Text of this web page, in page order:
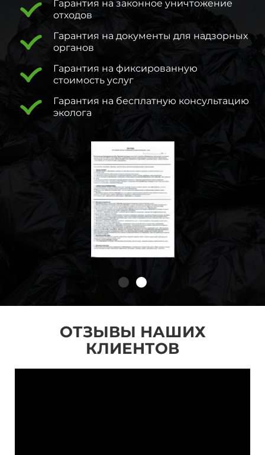
Гарантия на законное уничтожение
отходов
Гарантия на документы для надзорных
органов
Гарантия на фиксированную
стоимость услуг
Гарантия на бесплатную консультацию
эколога
ОТЗЫВЫ НАШИХ
КЛИЕНТОВ